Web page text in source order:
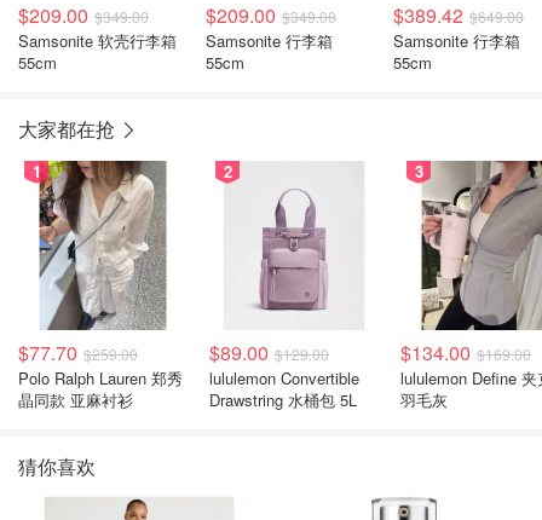
$209.00 $349.00
Samsonite 软壳行李箱
55cm
$209.00 $349.00
Samsonite 行李箱
55cm
$389.42 $649.00
Samsonite 行李箱
55cm
大家都在抢
1
$77.70 $259.00
Polo Ralph Lauren 郑秀
晶同款 亚麻衬衫
2
$89.00 $129.00
lululemon Convertible
Drawstring 水桶包 5L
3
$134.00 $169.00
lululemon Define 夹
羽毛灰
猜你喜欢